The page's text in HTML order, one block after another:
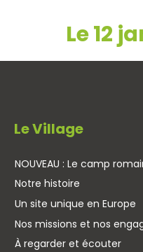
Le 12
Le Village
NOUVEAU : Le camp
Notre histoire
Un site unique en Europe
Nos missions et nos
À regarder et écouter